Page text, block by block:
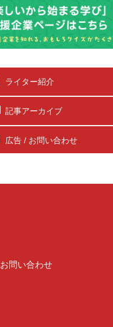
ライター紹介
記事アーカイブ
広告 / お問い合わせ
お問い合わせ